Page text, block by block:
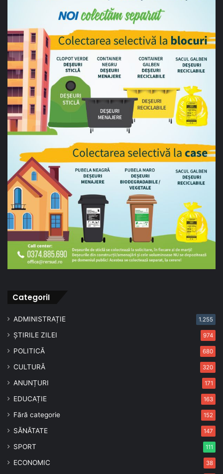
CategoriI
ADMINISTRAȚIE 1.255
ȘTIRILE ZILEI 974
POLITICĂ 680
CULTURĂ 320
ANUNȚURI 171
EDUCAȚIE 163
Fără categorie 152
SĂNĂTATE 147
SPORT 111
ECONOMIC 38